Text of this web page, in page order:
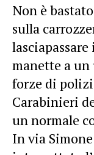
​Non è
sulla
manette a
forze di
Carabinieri
un normale
In via